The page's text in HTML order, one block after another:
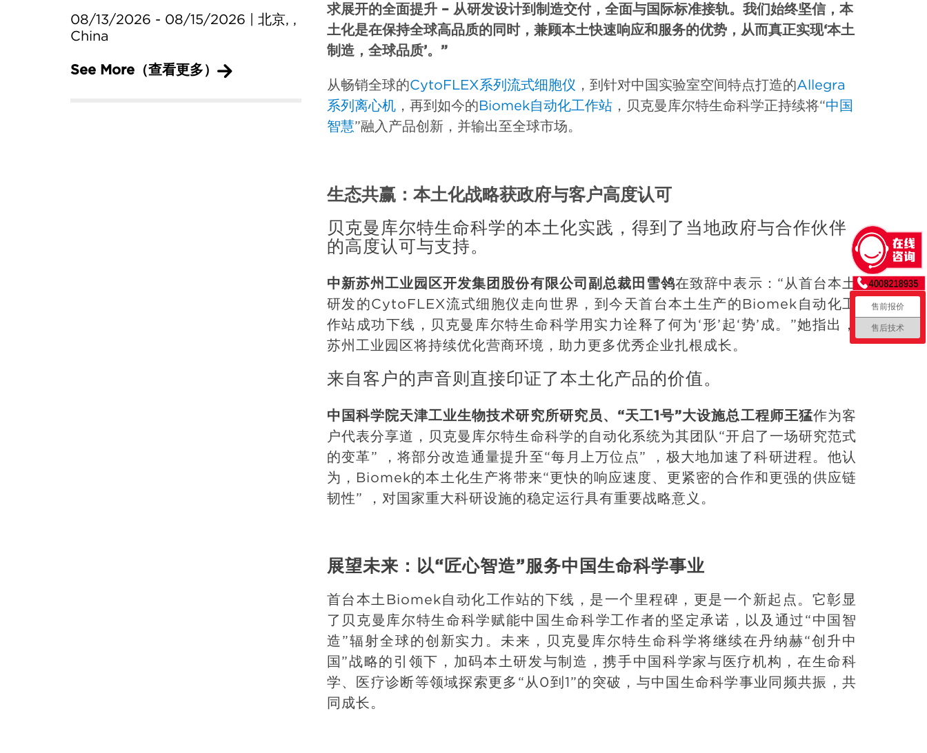
08/13/2026 - 08/15/2026 | 北京, ,
China
See More（查看更多）
求展开的全面提升 – 从研发设计到制造交付，全面与国际标准接轨。我们始终坚信，本
土化是在保持全球高品质的同时，兼顾本土快速响应和服务的优势，从而真正实现‘本土
制造，全球品质’。”
从畅销全球的CytoFLEX系列流式细胞仪 ，到针对中国实验室空间特点打造的Allegra
系列离心机，再到如今的Biomek自动化工作站，贝克曼库尔特生命科学正持续将“中国
智慧”融入产品创新，并输出至全球市场。
生态共赢：本土化战略获政府与客户高度认可
贝克曼库尔特生命科学的本土化实践，得到了当地政府与合作伙伴
的高度认可与支持。
中新苏州工业园区开发集团股份有限公司副总裁 田雪鸰在致辞中表示：“从首台本土
研发的CytoFLEX流式细胞仪走向世界，到今天首台本土生产的Biomek自动化工
作站成功下线，贝克曼库尔特生命科学用实力诠释了何为‘形’起‘势’成。”她指出，
苏州工业园区将持续优化营商环境，助力更多优秀企业扎根成长。
来自客户的声音则直接印证了本土化产品的价值。
中国科学院天津工业生物技术研究所研究员、“天工1号”大设施总工程师王猛作为客
户代表分享道，贝克曼库尔特生命科学的自动化系统为其团队“开启了一场研究范式
的变革” ，将部分改造通量提升至“每月上万位点” ，极大地加速了科研进程。他认
为，Biomek的本土化生产将带来“更快的响应速度、更紧密的合作和更强的供应链
韧性” ，对国家重大科研设施的稳定运行具有重要战略意义。
展望未来：以“匠心智造”服务中国生命科学事业
首台本土Biomek自动化工作站的下线，是一个里程碑，更是一个新起点。它彰显
了贝克曼库尔特生命科学赋能中国生命科学工作者的坚定承诺，以及通过“中国智
造”辐射全球的创新实力。未来，贝克曼库尔特生命科学将继续在丹纳赫“创升中
国”战略的引领下，加码本土研发与制造，携手中国科学家与医疗机构，在生命科
学、医疗诊断等领域探索更多“从0到1”的突破，与中国生命科学事业同频共振，共
同成长。
售前报价
售后技术